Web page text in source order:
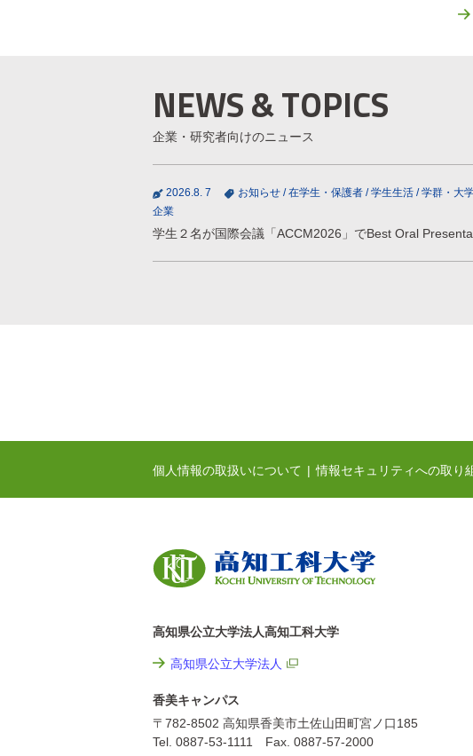
NEWS & TOPICS
企業・研究者向けのニュース
2026.8. 7 お知らせ /在学生・保護者 /学生生活 /学群・大
企業
学生２名が国際会議「ACCM2026」でBest Oral
個人情報の取扱いについて 情報セキュリティへの取り
高知県公立大学法人高知工科大学
高知県公立大学法人
香美キャンパス
〒782-8502 高知県香美市土佐山田町宮ノ口185
Tel. 0887-53-1111 Fax. 0887-57-2000